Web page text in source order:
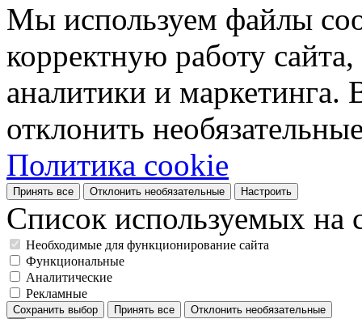
Мы используем файлы
корректную работу
аналитики и
отклонить
Политика cookie
Принять все Отклонить необязательные Настроить
Список используемых на
Необходимые для функционирование сайта
Функциональные
Аналитические
Рекламные
Сохранить выбор Принять все Отклонить необязательные